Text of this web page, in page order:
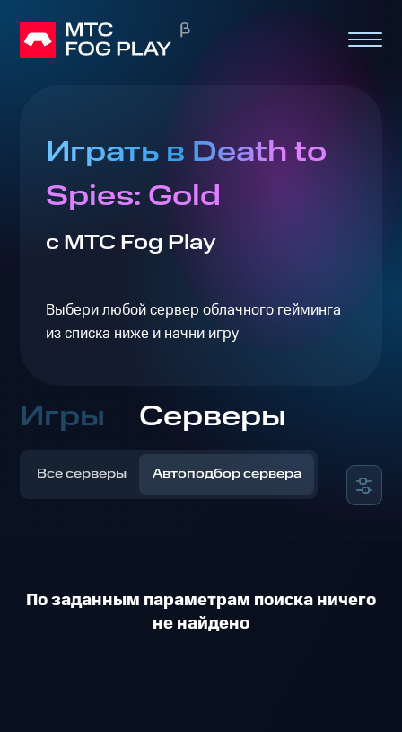
Играть в Death to
Spies: Gold
с МТС Fog Play
Выбери любой сервер облачного гейминга
из списка ниже и начни игру
Игры Серверы
Все серверы Автоподбор сервера
По заданным параметрам поиска ничего
не найдено